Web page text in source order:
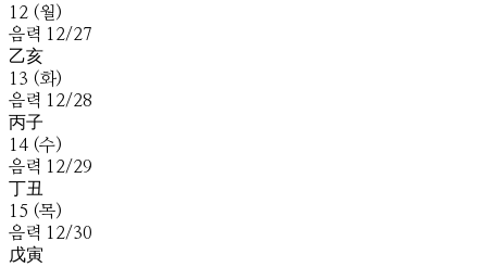
12 (월)
음력 12/27
乙亥
13 (화)
음력 12/28
丙子
14 (수)
음력 12/29
丁丑
15 (목)
음력 12/30
戊寅